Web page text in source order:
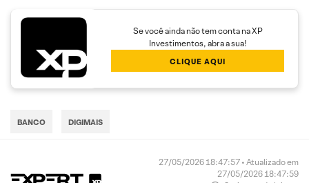
Se você ainda não tem conta na XP
Investimentos, abra a sua!
CLIQUE AQUI
BANCO DIGIMAIS
27/05/2026 18:47:57 • Atualizado em
27/05/2026 18:47:59